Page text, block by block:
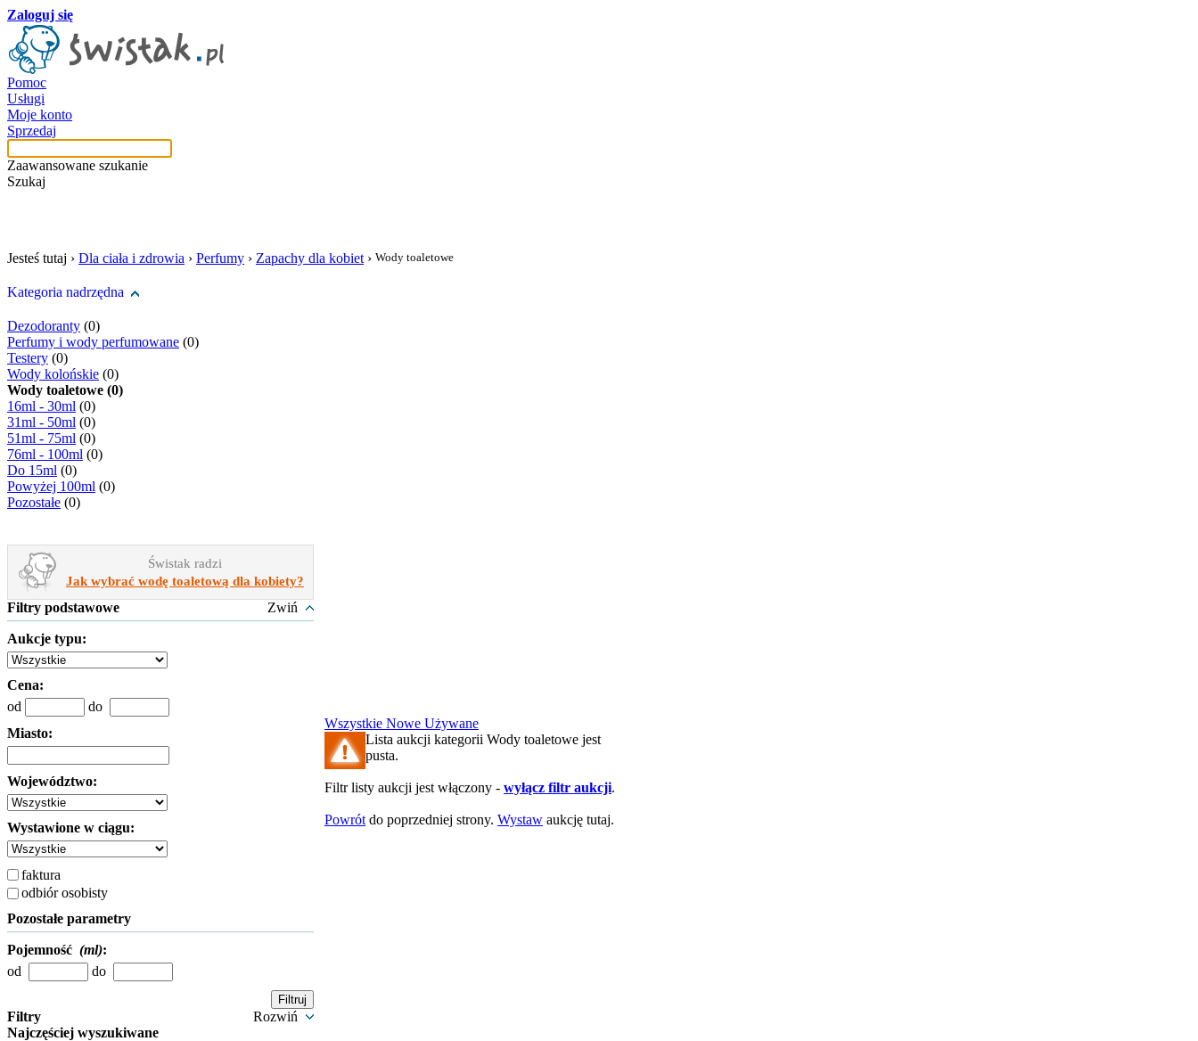
Zaloguj się
Pomoc
Usługi
Moje konto
Sprzedaj
Zaawansowane szukanie
Szukaj
Jesteś tutaj › Dla ciała i zdrowia › Perfumy › Zapachy dla kobiet › Wody toaletowe
Kategoria nadrzędna
Dezodoranty (0)
Perfumy i wody perfumowane (0)
Testery (0)
Wody kolońskie (0)
Wody toaletowe (0)
16ml - 30ml (0)
31ml - 50ml (0)
51ml - 75ml (0)
76ml - 100ml (0)
Do 15ml (0)
Powyżej 100ml (0)
Pozostałe (0)
Świstak radzi
Jak wybrać wodę toaletową dla kobiety?
Filtry podstawowe Zwiń
Aukcje typu:
Cena:
od
do
Miasto:
Województwo:
Wystawione w ciągu:
faktura
odbiór osobisty
Pozostałe parametry
Pojemność (ml):
od
do
Filtry
Rozwiń
Najczęściej wyszukiwane
Wszystkie Nowe Używane
Lista aukcji kategorii Wody toaletowe jest
pusta.
Filtr listy aukcji jest włączony - wyłącz filtr aukcji.
Powrót do poprzedniej strony. Wystaw aukcję tutaj.